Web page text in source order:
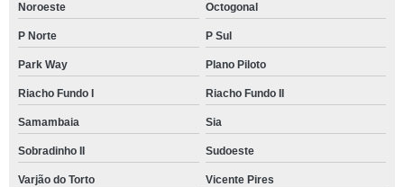
Noroeste Octogonal
P Norte P Sul
Park Way Plano Piloto
Riacho Fundo I Riacho Fundo II
Samambaia Sia
Sobradinho II Sudoeste
Varjão do Torto Vicente Pires